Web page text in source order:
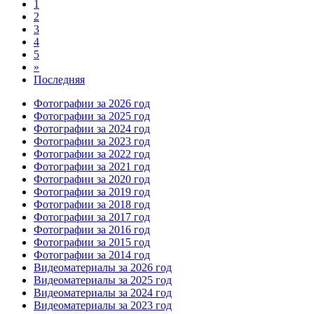
1
2
3
4
5
»
Последняя
Фотографии за 2026 год
Фотографии за 2025 год
Фотографии за 2024 год
Фотографии за 2023 год
Фотографии за 2022 год
Фотографии за 2021 год
Фотографии за 2020 год
Фотографии за 2019 год
Фотографии за 2018 год
Фотографии за 2017 год
Фотографии за 2016 год
Фотографии за 2015 год
Фотографии за 2014 год
Видеоматериалы за 2026 год
Видеоматериалы за 2025 год
Видеоматериалы за 2024 год
Видеоматериалы за 2023 год